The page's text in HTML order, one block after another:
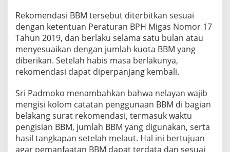
Rekomendasi BBM tersebut diterbitkan sesuai
dengan ketentuan Peraturan BPH Migas Nomor 17
Tahun 2019, dan berlaku selama satu bulan atau
menyesuaikan dengan jumlah kuota BBM yang
diberikan. Setelah habis masa berlakunya,
rekomendasi dapat diperpanjang kembali.
Sri Padmoko menambahkan bahwa nelayan wajib
mengisi kolom catatan penggunaan BBM di bagian
belakang surat rekomendasi, termasuk waktu
pengisian BBM, jumlah BBM yang digunakan, serta
hasil tangkapan setelah melaut. Hal ini bertujuan
agar pemanfaatan BBM dapat terdata dan sesuai